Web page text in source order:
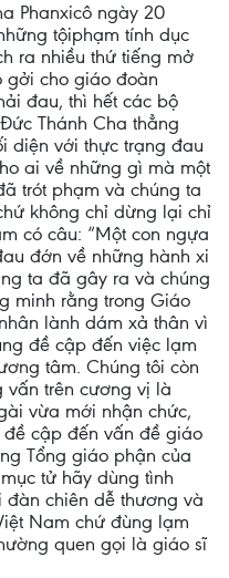
Phanxicô ngày 20
tộiphạm tính dục
ra nhiều thứ tiếng mở
gởi cho giáo đoàn
đau, thì hết các bộ
Thánh Cha thẳng
diện với thực trạng đau
ai về những gì mà một
trót phạm và chúng ta
không chỉ dừng lại chỉ
có câu: “Một con ngựa
đớn về những hành xi
ta đã gây ra và chúng
minh rằng trong Giáo
lành dám xả thân vì
đề cập đến việc lạm
tâm. Chúng tôi còn
vấn trên cương vị là
vừa mới nhận chức,
đề cập đến vấn đề giáo
Tổng giáo phận của
tử hãy dùng tình
chiên dễ thương và
Nam chứ đùng lạm
quen gọi là giáo sĩ